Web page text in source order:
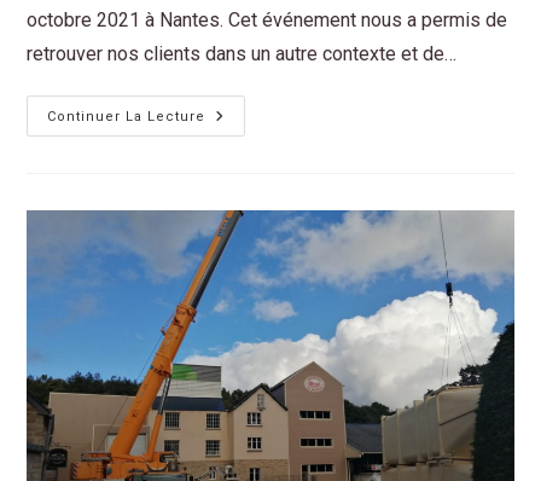
octobre 2021 à Nantes. Cet événement nous a permis de
retrouver nos clients dans un autre contexte et de…
Continuer La Lecture